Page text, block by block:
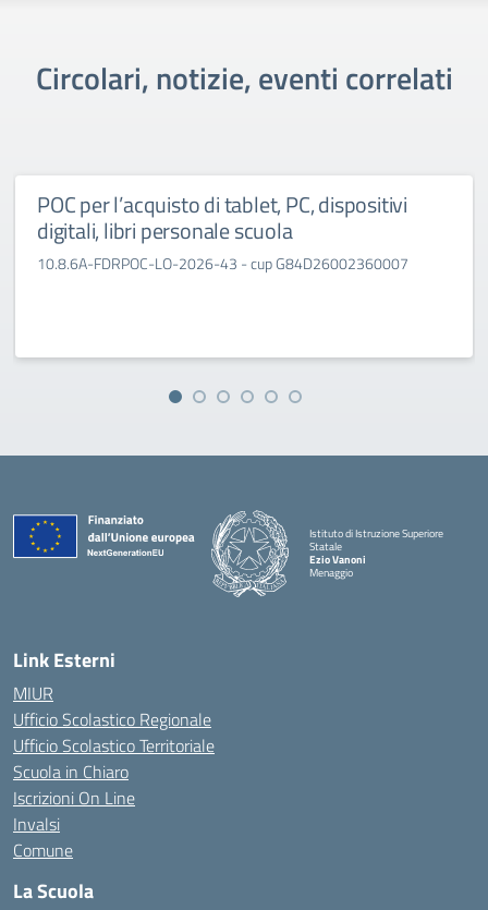
Circolari, notizie, eventi correlati
POC per l’acquisto di tablet, PC, dispositivi
digitali, libri personale scuola
10.8.6A-FDRPOC-LO-2026-43 - cup G84D26002360007
Istituto di Istruzione Superiore
Statale
Ezio Vanoni
Menaggio
— Visita la pagina iniziale della scuola
Link Esterni
MIUR
Ufficio Scolastico Regionale
Ufficio Scolastico Territoriale
Scuola in Chiaro
Iscrizioni On Line
Invalsi
Comune
La Scuola